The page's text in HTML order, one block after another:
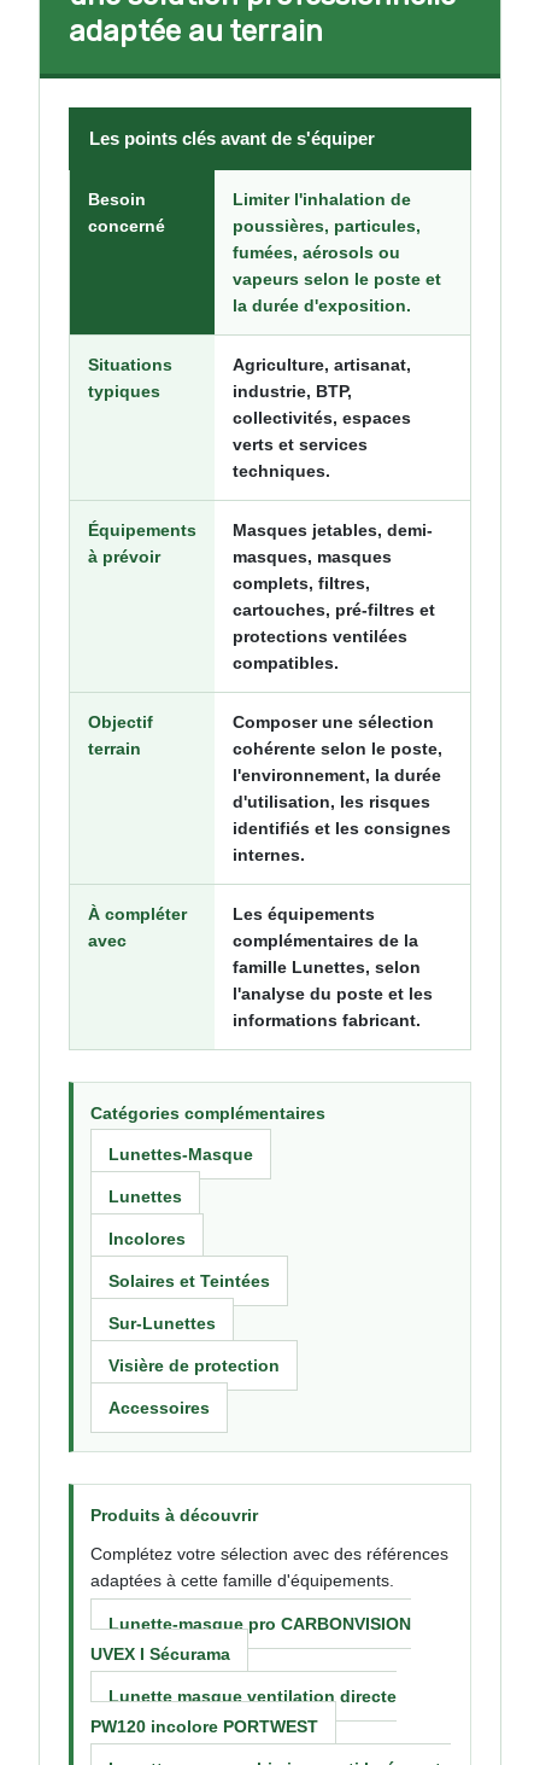
adaptée au terrain
Les points clés avant de s'équiper
Besoin
concerné
Limiter l'inhalation de
poussières, particules,
fumées, aérosols ou
vapeurs selon le poste et
la durée d'exposition.
Situations
typiques
Agriculture, artisanat,
industrie, BTP,
collectivités, espaces
verts et services
techniques.
Équipements
à prévoir
Masques jetables, demi-
masques, masques
complets, filtres,
cartouches, pré-filtres et
protections ventilées
compatibles.
Objectif
terrain
Composer une sélection
cohérente selon le poste,
l'environnement, la durée
d'utilisation, les risques
identifiés et les consignes
internes.
À compléter
avec
Les équipements
complémentaires de la
famille Lunettes, selon
l'analyse du poste et les
informations fabricant.
Catégories complémentaires
Lunettes-Masque
Lunettes
Incolores
Solaires et Teintées
Sur-Lunettes
Visière de protection
Accessoires
Produits à découvrir
Complétez votre sélection avec des références
adaptées à cette famille d'équipements.
Lunette-masque pro CARBONVISION
UVEX I Sécurama
Lunette masque ventilation directe
PW120 incolore PORTWEST